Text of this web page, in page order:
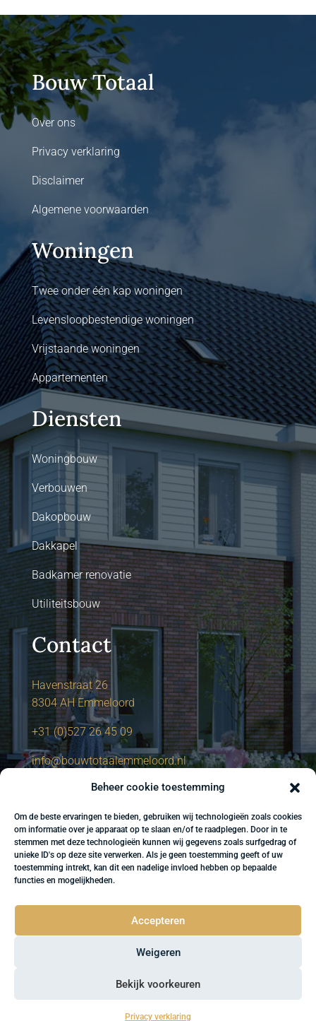
Beheer cookie toestemming
Om de beste ervaringen te bieden, gebruiken wij technologieën zoals cookies
om informatie over je apparaat op te slaan en/of te raadplegen. Door in te
stemmen met deze technologieën kunnen wij gegevens zoals surfgedrag of
unieke ID's op deze site verwerken. Als je geen toestemming geeft of uw
toestemming intrekt, kan dit een nadelige invloed hebben op bepaalde
functies en mogelijkheden.
Accepteren
Weigeren
Bekijk voorkeuren
Privacy verklaring
Bouw Totaal
Over ons
Privacy verklaring
Disclaimer
Algemene voorwaarden
Woningen
Twee onder één kap woningen
Levensloopbestendige woningen
Vrijstaande woningen
Appartementen
Diensten
Woningbouw
Verbouwen
Dakopbouw
Dakkapel
Badkamer renovatie
Utiliteitsbouw
Contact
Havenstraat 26
8304 AH Emmeloord
+31 (0)527 26 45 09
info@bouwtotaalemmeloord.nl
Website gemaakt door: Sightkick